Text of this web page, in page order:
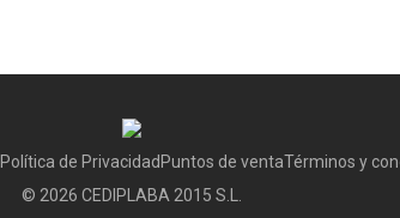
Política de Privacidad Puntos de ventaTérminos y
© 2026 CEDIPLABA 2015 S.L.